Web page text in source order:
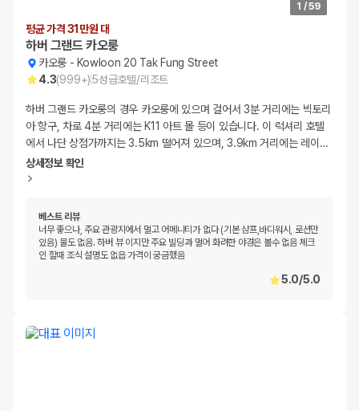
1 /59
평균 가격 31만원 대
하버 그랜드 카오룽
카오룽 - Kowloon 20 Tak Fung Street
4.3(999+)5성급호텔/리조트
하버 그랜드 카오룽의 경우 카오룽에 있으며 걸어서 3분 거리에는 빅토리
아 항구, 차로 4분 거리에는 K11 아트 몰 등이 있습니다. 이 럭셔리 호텔
에서 나단 상점가까지는 3.5km 떨어져 있으며, 3.9km 거리에는 레이 …
상세정보 확인
베스트 리뷰
너무 좋으나, 주요 관광지에서 멀고 어메니티가 없다 (기본 샴프,바디워시, 로션만
있음) 물도 없음. 하버 뷰 이지만 주요 빌딩과 멀어 화려한 야경은 볼수 없음 체크
인 할때 조식 설명도 없읍 가격이 궁금했음
5.0/5.0